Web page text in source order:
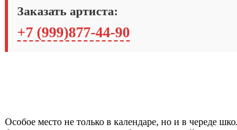
Заказать артиста:
+7 (999)877-44-90
Особое место не только в календаре, но и в череде